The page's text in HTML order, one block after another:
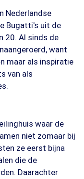
Nederlandse
Bugatti's uit de
20. Al sinds de
want
maar als inspiratie
van als
waar de
niet zomaar bij
ze eerst bijna
die de
Daarachter